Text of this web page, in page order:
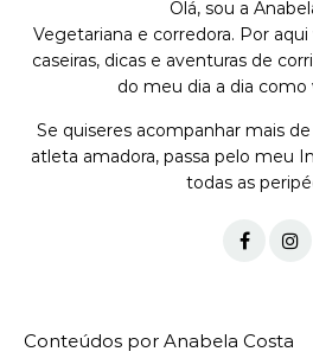
Olá, sou a
Vegetariana e corredora. Por
caseiras, dicas e aventuras de
do meu dia a dia como
Se quiseres acompanhar mais
atleta amadora, passa pelo meu
todas as
Conteúdos por Anabela Costa